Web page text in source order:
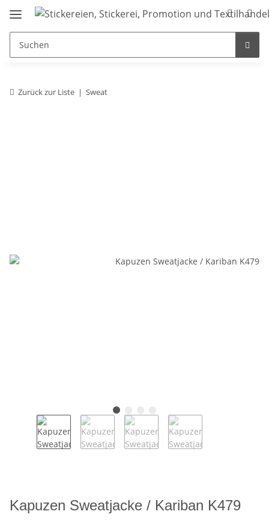
Zurück zur Liste Sweat
Kapuzen Sweatjacke / Kariban K479